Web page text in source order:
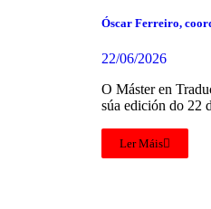
Óscar Ferreiro,
22/06/2026
O Máster en
súa edición do 22
Ler Máis